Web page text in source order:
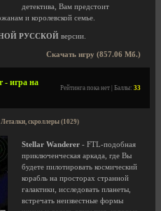
детектива, Вам предстоит
и королевской семье.
РУССКОЙ версии.
Скачать игру (857.06 Мб.)
- игра на
Рейтинга пока нет | Баллы: 33
Леталки, скроллеры (1029)
Stellar Wanderer - FTL-подобная
приключенческая аркада, где Вы
будете пилотировать космический
корабль на просторах странной
галактики, исследовать планеты,
встречать неизвестные формы